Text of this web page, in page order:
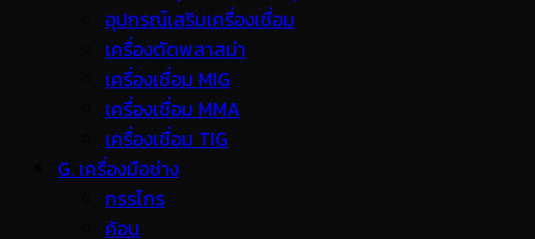
อุปกรณ์เสริมเครื่องเชื่อม
เครื่องตัดพลาสม่า
เครื่องเชื่อม MIG
เครื่องเชื่อม MMA
เครื่องเชื่อม TIG
G. เครื่องมือช่าง
กรรไกร
ค้อน